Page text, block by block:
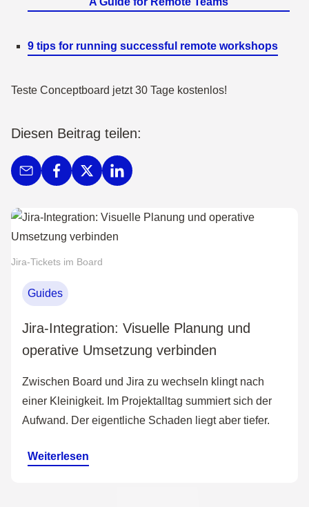
9 tips for running successful remote workshops
Teste Conceptboard jetzt 30 Tage kostenlos!
Diesen Beitrag teilen:
Jira-Tickets im Board
Guides
Jira-Integration: Visuelle Planung und
operative Umsetzung verbinden
Zwischen Board und Jira zu wechseln klingt nach
einer Kleinigkeit. Im Projektalltag summiert sich der
Aufwand. Der eigentliche Schaden liegt aber tiefer.
Weiterlesen